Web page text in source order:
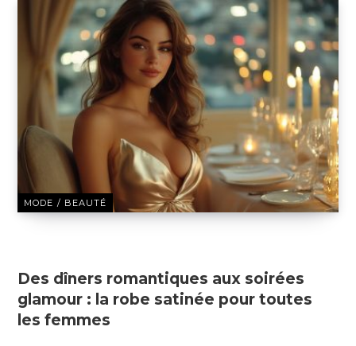
MODE / BEAUTÉ
Des dîners romantiques aux soirées
glamour : la robe satinée pour toutes
les femmes